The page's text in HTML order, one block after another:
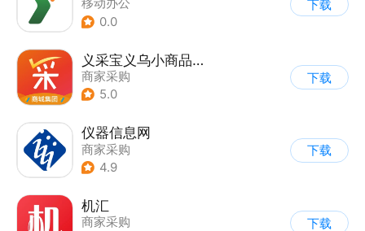
移动办公
0.0
下载
义采宝义乌小商品批发网
商家采购
5.0
下载
仪器信息网
商家采购
4.9
下载
机汇
商家采购
下载